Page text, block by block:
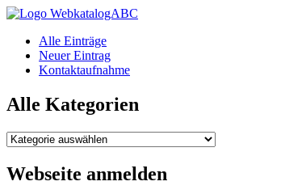
WebkatalogABC
Alle Einträge
Neuer Eintrag
Kontaktaufnahme
Alle Kategorien
Alle
Webseite anmelden